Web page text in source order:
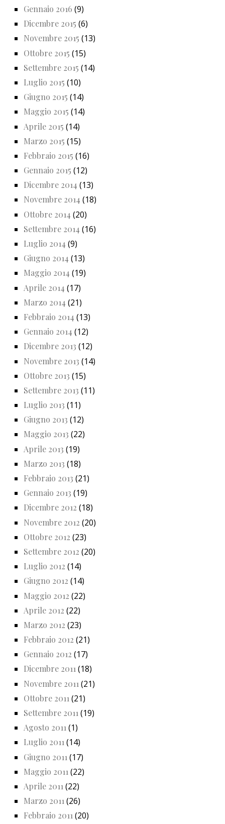
Gennaio 2016 (9)
Dicembre 2015 (6)
Novembre 2015 (13)
Ottobre 2015 (15)
Settembre 2015 (14)
Luglio 2015 (10)
Giugno 2015 (14)
Maggio 2015 (14)
Aprile 2015 (14)
Marzo 2015 (15)
Febbraio 2015 (16)
Gennaio 2015 (12)
Dicembre 2014 (13)
Novembre 2014 (18)
Ottobre 2014 (20)
Settembre 2014 (16)
Luglio 2014 (9)
Giugno 2014 (13)
Maggio 2014 (19)
Aprile 2014 (17)
Marzo 2014 (21)
Febbraio 2014 (13)
Gennaio 2014 (12)
Dicembre 2013 (12)
Novembre 2013 (14)
Ottobre 2013 (15)
Settembre 2013 (11)
Luglio 2013 (11)
Giugno 2013 (12)
Maggio 2013 (22)
Aprile 2013 (19)
Marzo 2013 (18)
Febbraio 2013 (21)
Gennaio 2013 (19)
Dicembre 2012 (18)
Novembre 2012 (20)
Ottobre 2012 (23)
Settembre 2012 (20)
Luglio 2012 (14)
Giugno 2012 (14)
Maggio 2012 (22)
Aprile 2012 (22)
Marzo 2012 (23)
Febbraio 2012 (21)
Gennaio 2012 (17)
Dicembre 2011(18)
Novembre 2011 (21)
Ottobre 2011 (21)
Settembre 2011 (19)
Agosto 2011(1)
Luglio 2011(14)
Giugno 2011 (17)
Maggio 2011 (22)
Aprile 2011 (22)
Marzo 2011 (26)
Febbraio 2011(20)